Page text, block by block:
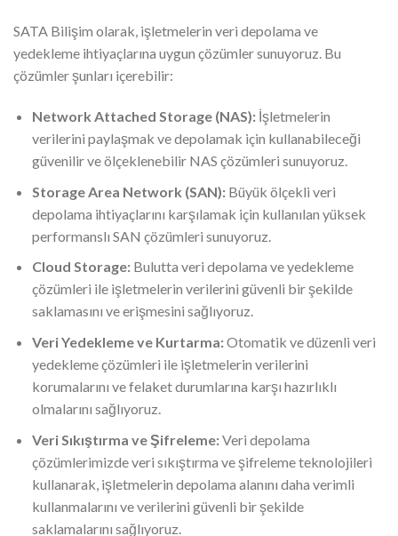
SATA Bilişim olarak, işletmelerin veri depolama ve
yedekleme ihtiyaçlarına uygun çözümler sunuyoruz. Bu
çözümler şunları içerebilir:
Network Attached Storage (NAS):İşletmelerin
verilerini paylaşmak ve depolamak için kullanabileceği
güvenilir ve ölçeklenebilir NAS çözümleri sunuyoruz.
Storage Area Network (SAN):Büyük ölçekli veri
depolama ihtiyaçlarını karşılamak için kullanılan yüksek
performanslı SAN çözümleri sunuyoruz.
Cloud Storage:Bulutta veri depolama ve yedekleme
çözümleri ile işletmelerin verilerini güvenli bir şekilde
saklamasını ve erişmesini sağlıyoruz.
Veri Yedekleme ve Kurtarma:Otomatik ve düzenli veri
yedekleme çözümleri ile işletmelerin verilerini
korumalarını ve felaket durumlarına karşı hazırlıklı
olmalarını sağlıyoruz.
Veri Sıkıştırma ve Şifreleme:Veri depolama
çözümlerimizde veri sıkıştırma ve şifreleme teknolojileri
kullanarak, işletmelerin depolama alanını daha verimli
kullanmalarını ve verilerini güvenli bir şekilde
saklamalarını sağlıyoruz.